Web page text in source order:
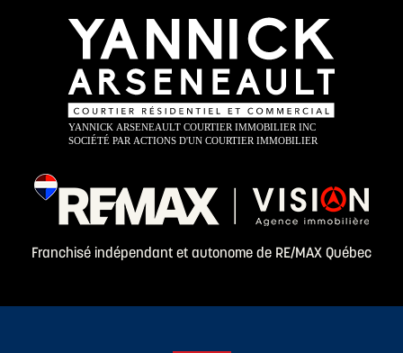
Franchisé indépendant et autonome de RE/MAX Québec